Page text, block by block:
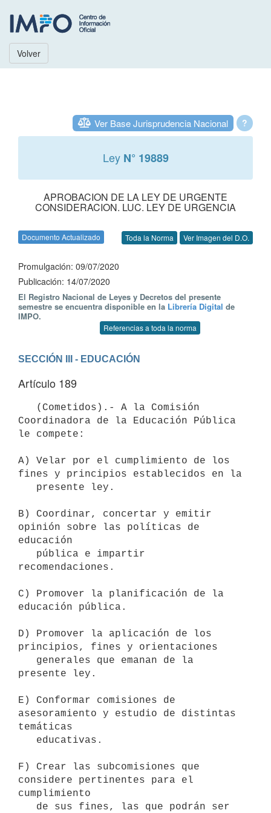
Volver
?
Ver Base Jurisprudencia Nacional
Ley N° 19889
APROBACION DE LA LEY DE URGENTE
CONSIDERACION. LUC. LEY DE URGENCIA
Documento Actualizado Toda la Norma Ver Imagen del D.O.
Promulgación: 09/07/2020
Publicación: 14/07/2020
El Registro Nacional de Leyes y Decretos del presente
semestre se encuentra disponible en la Librería Digital de
IMPO.
Referencias a toda la norma
SECCIÓN III - EDUCACIÓN
Artículo 189
Coordinadora de la Educación Pública
le compete:
A) Velar por el cumplimiento de los
fines y principios establecidos en la
B) Coordinar, concertar y emitir
opinión sobre las políticas de
educación
recomendaciones.
C) Promover la planificación de la
educación pública.
D) Promover la aplicación de los
principios, fines y orientaciones
presente ley.
E) Conformar comisiones de
asesoramiento y estudio de distintas
temáticas
F) Crear las subcomisiones que
considere pertinentes para el
cumplimiento